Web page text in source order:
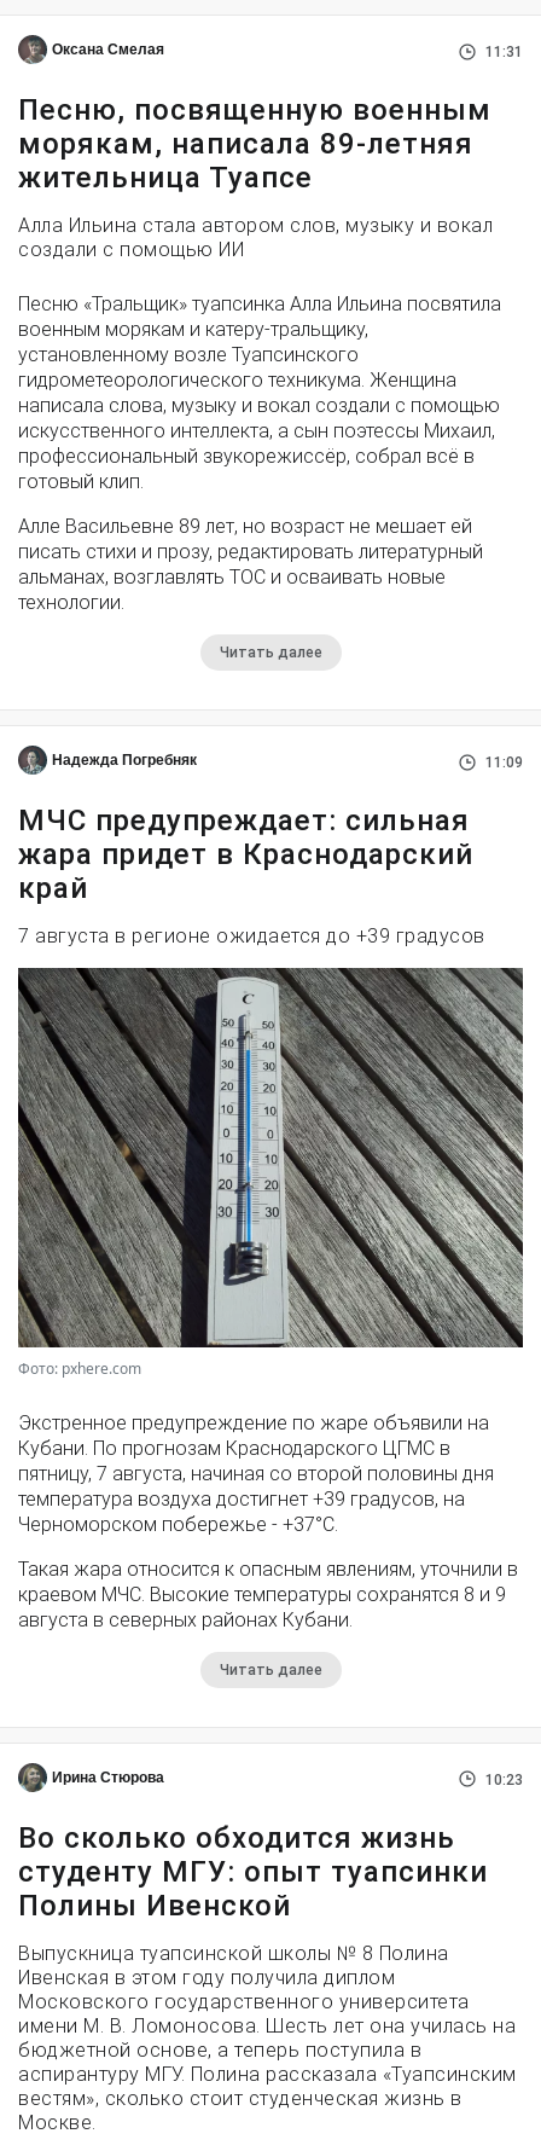
Оксана Смелая 11:31
Песню, посвященную военным
морякам, написала 89-летняя
жительница Туапсе
Алла Ильина стала автором слов, музыку и вокал
создали с помощью ИИ
Песню «Тральщик» туапсинка Алла Ильина посвятила
военным морякам и катеру-тральщику,
установленному возле Туапсинского
гидрометеорологического техникума. Женщина
написала слова, музыку и вокал создали с помощью
искусственного интеллекта, а сын поэтессы Михаил,
профессиональный звукорежиссёр, собрал всё в
готовый клип.
Алле Васильевне 89 лет, но возраст не мешает ей
писать стихи и прозу, редактировать литературный
альманах, возглавлять ТОС и осваивать новые
технологии.
Читать далее
Надежда Погребняк 11:09
МЧС предупреждает: сильная
жара придет в Краснодарский
край
7 августа в регионе ожидается до +39 градусов
Фото: pxhere.com
Экстренное предупреждение по жаре объявили на
Кубани. По прогнозам Краснодарского ЦГМС в
пятницу, 7 августа, начиная со второй половины дня
температура воздуха достигнет +39 градусов, на
Черноморском побережье - +37°­С.
Такая жара относится к опасным явлениям, уточнили в
краевом МЧС. Высокие температуры сохранятся 8 и 9
августа в северных районах Кубани.
Читать далее
Ирина Стюрова 10:23
Во сколько обходится жизнь
студенту МГУ: опыт туапсинки
Полины Ивенской
Выпускница туапсинской школы № 8 Полина
Ивенская в этом году получила диплом
Московского государственного университета
имени М. В. Ломоносова. Шесть лет она училась на
бюджетной основе, а теперь поступила в
аспирантуру МГУ. Полина рассказала «Туапсинским
вестям», сколько стоит студенческая жизнь в
Москве.